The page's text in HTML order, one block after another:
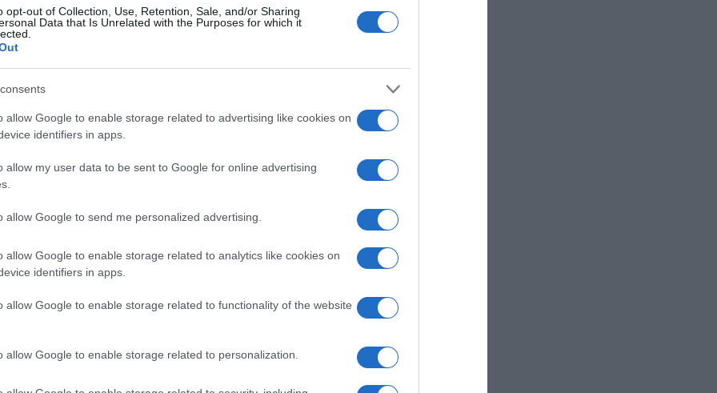
opt-out of Collection, Use, Retention, Sale, and/or Sharing
Data that Is Unrelated with the Purposes for which it
allow Google to enable storage related to advertising like cookies on
identifiers in apps.
allow my user data to be sent to Google for online advertising
allow Google to send me personalized advertising.
allow Google to enable storage related to analytics like cookies on
identifiers in apps.
allow Google to enable storage related to functionality of the website
allow Google to enable storage related to personalization.
η Έλενα, ας πούμε, που το
μετά τον χαμό που έκανε με το Zari
της. Και του εύχομαι πολύ μεγάλη και
την εμφάνιση του Akyla στη
στο Voice.
ως προτεινόμενη
στην Google